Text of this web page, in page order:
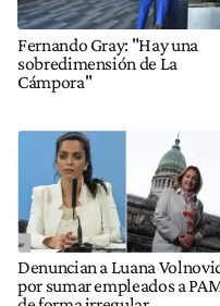
Fernando Gray: "Hay una
sobredimensión de La
Cámpora"
Denuncian a Luana
por sumar empleados a